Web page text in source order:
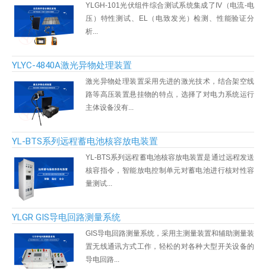
修试辅助设备
意联新品推荐
YLGH-101光伏组件综合测试系统集成了IV（电流-电
压）特性测试、EL（电致发光）检测、性能验证分
析...
YLYC-4840A激光异物处理装置
激光异物处理装置采用先进的激光技术，结合架空线
路等高压装置悬挂物的特点，选择了对电力系统运行
主体设备没有...
YL-BTS系列远程蓄电池核容放电装置
YL-BTS系列远程蓄电池核容放电装置是通过远程发送
核容指令，智能放电控制单元对蓄电池进行核对性容
量测试...
YLGR GIS导电回路测量系统
GIS导电回路测量系统，采用主测量装置和辅助测量装
置无线通讯方式工作，轻松的对各种大型开关设备的
导电回路...